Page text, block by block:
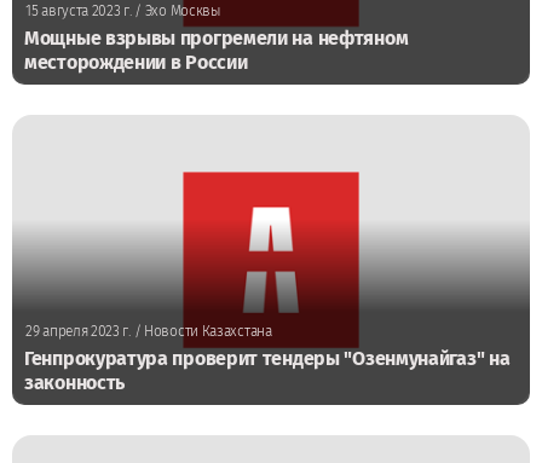
15 августа 2023 г. / Эхо Москвы
Мощные взрывы прогремели на нефтяном
месторождении в России
29 апреля 2023 г./ Новости Казахстана
Генпрокуратура проверит тендеры "Озенмунайгаз" на
законность